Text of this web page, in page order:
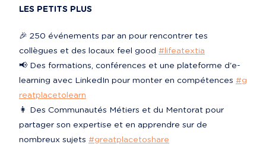
LES PETITS PLUS
🎉 250 événements par an pour rencontrer tes
collègues et des locaux feel good #lifeatextia
📢 Des formations, conférences et une plateforme d'e-
learning avec LinkedIn pour monter en compétences #g
reatplacetolearn
👩‍ Des Communautés Métiers et du Mentorat pour
partager son expertise et en apprendre sur de
nombreux sujets #greatplacetoshare